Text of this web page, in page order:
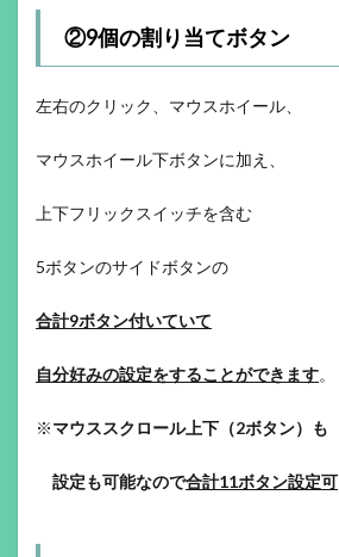
②9個の割り当てボタン
左右のクリック、マウスホイール、
マウスホイール下ボタンに加え、
上下フリックスイッチを含む
5ボタンのサイドボタンの
合計9ボタン付いていて
自分好みの設定をすることができます。
※マウススクロール上下（2ボタン）も
設定も可能なので合計11ボタン設定可